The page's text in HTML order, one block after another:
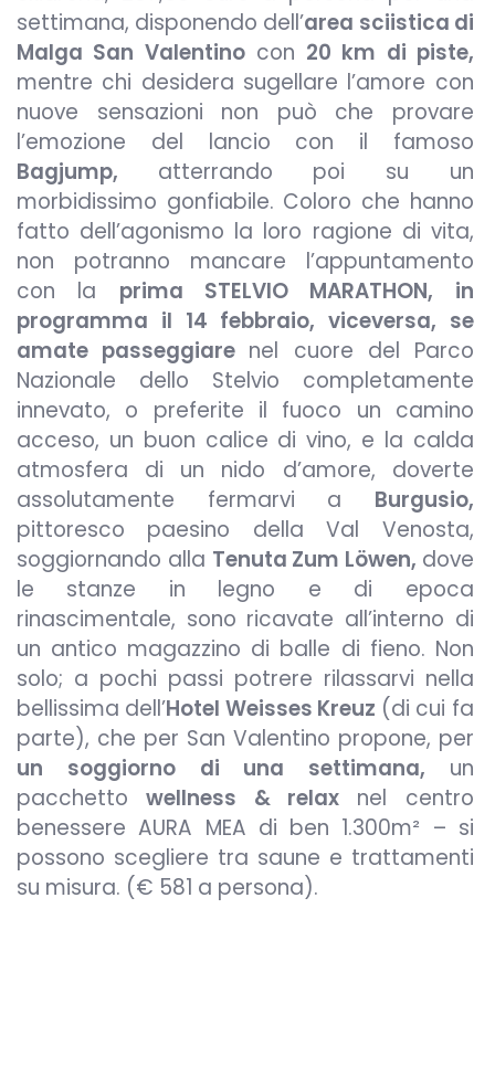
settimana, disponendo dell’area sciistica di
Malga San Valentinocon 20 km di piste,
mentre chi desidera sugellare l’amore con
nuove sensazioni non può che provare
l’emozione del lancio con il famoso
Bagjump, atterrando poi su un
morbidissimo gonfiabile. Coloro che hanno
fatto dell’agonismo la loro ragione di vita,
non potranno mancare l’appuntamento
con la prima STELVIO MARATHON, in
programma il 14 febbraio, viceversa, se
amate passeggiare nel cuore del Parco
Nazionale dello Stelvio completamente
innevato, o preferite il fuoco un camino
acceso, un buon calice di vino, e la calda
atmosfera di un nido d’amore, doverte
assolutamente fermarvi a Burgusio,
pittoresco paesino della Val Venosta,
soggiornando alla Tenuta Zum Löwen, dove
le stanze in legno e di epoca
rinascimentale, sono ricavate all’interno di
un antico magazzino di balle di fieno. Non
solo; a pochi passi potrere rilassarvi nella
bellissima dell’Hotel Weisses Kreuz (di cui fa
parte), che per San Valentino propone, per
un soggiorno di una settimana, un
pacchettowellness & relax nel centro
benessere AURA MEA di ben 1.300m² – si
possono scegliere tra saune e trattamenti
su misura. (€ 581 a persona).